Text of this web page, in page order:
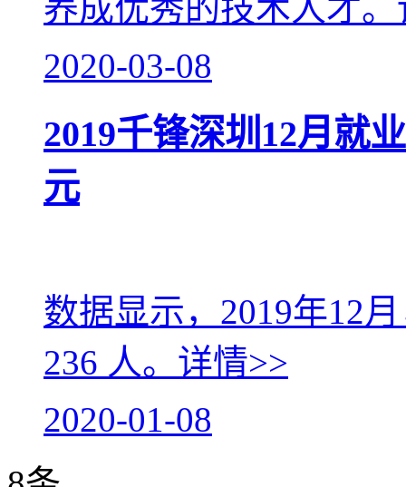
养成优秀的技术人才。
2020-03-08
2019千锋深圳12月就
元
数据显示，2019年12
236 人。 详情>>
2020-01-08